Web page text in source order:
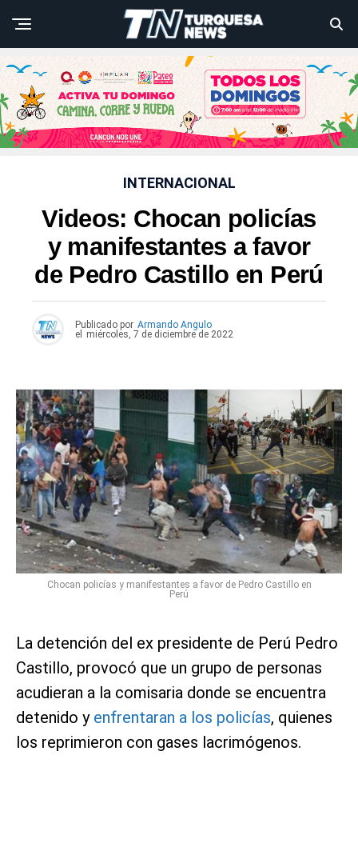
INTERNACIONAL
Videos: Chocan policías
y manifestantes a favor
de Pedro Castillo en Perú
Publicado por Armando Angulo
el
miércoles, 7 de diciembre de 2022
Chocan policías y manifestantes a favor de Pedro Castillo en
Perú
La detención del ex presidente de Perú Pedro
Castillo, provocó que un grupo de personas
acudieran a la comisaria donde se encuentra
detenido yenfrentaran a los policías, quienes
los reprimieron con gases lacrimógenos.